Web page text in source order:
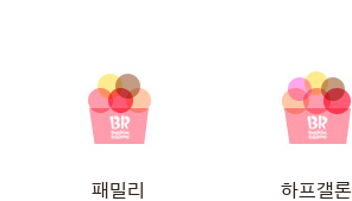
패밀리 하프갤론